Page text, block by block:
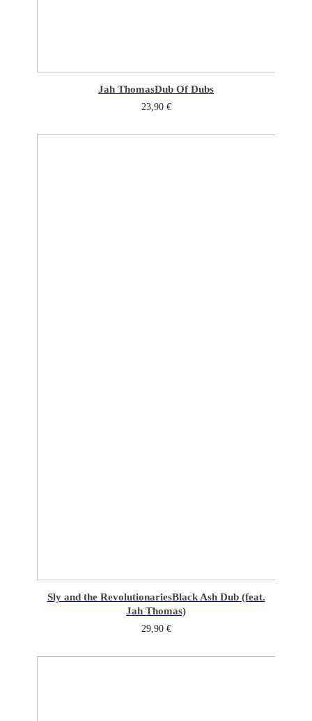
Jah ThomasDub Of Dubs
23,90 €
Sly and the RevolutionariesBlack Ash Dub (feat.
Jah Thomas)
29,90 €